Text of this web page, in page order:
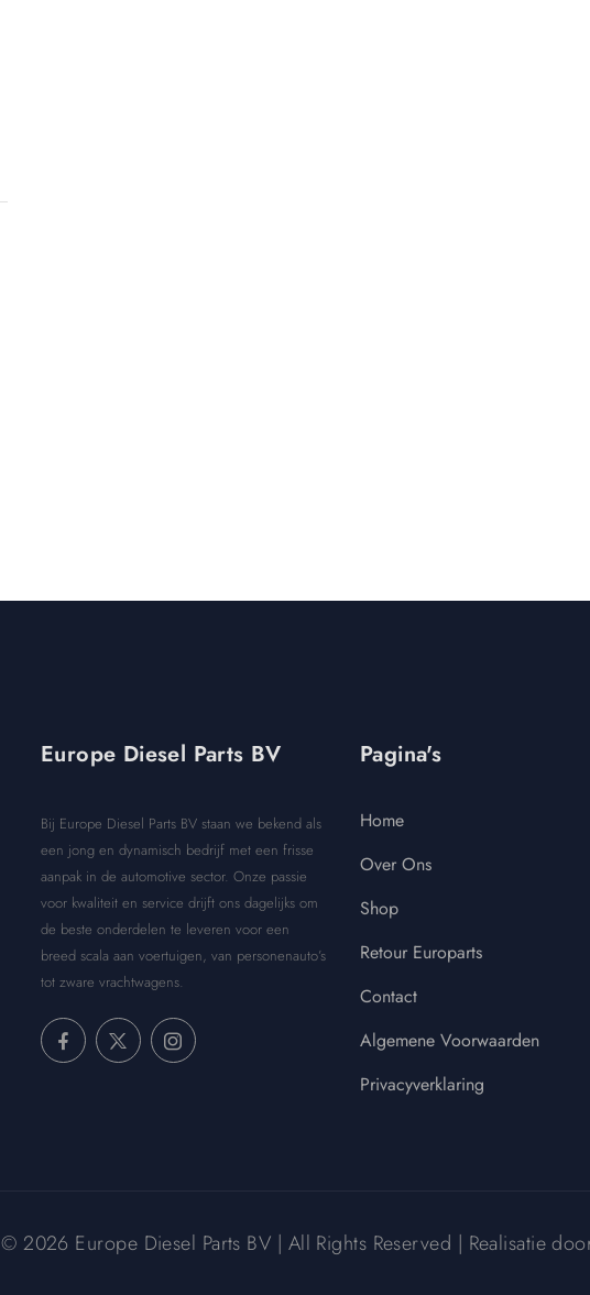
Europe Diesel Parts BV
Bij Europe Diesel Parts BV staan we bekend als
een jong en dynamisch bedrijf met een frisse
aanpak in de automotive sector. Onze passie
voor kwaliteit en service drijft ons dagelijks om
de beste onderdelen te leveren voor een
breed scala aan voertuigen, van personenauto’s
tot zware vrachtwagens.
Pagina's
Home
Over Ons
Shop
Retour Europarts
Contact
Algemene Voorwaarden
Privacyverklaring
© 2026 Europe Diesel Parts BV | All Rights Reserved | Realisatie